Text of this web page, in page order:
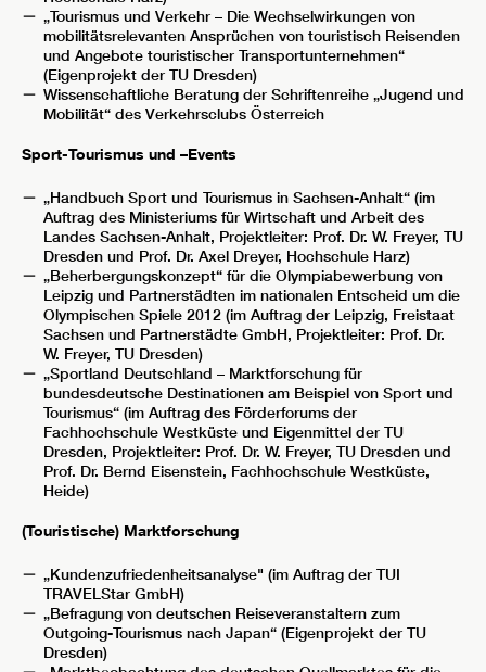
„Tourismus und Verkehr – Die Wechselwirkungen von
mobilitätsrelevanten Ansprüchen von touristisch Reisenden
und Angebote touristischer Transportunternehmen“
(Eigenprojekt der TU Dresden)
Wissenschaftliche Beratung der Schriftenreihe „Jugend und
Mobilität“ des Verkehrsclubs Österreich
Sport-Tourismus und –Events
„Handbuch Sport und Tourismus in Sachsen-Anhalt“ (im
Auftrag des Ministeriums für Wirtschaft und Arbeit des
Landes Sachsen-Anhalt, Projektleiter: Prof. Dr. W. Freyer, TU
Dresden und Prof. Dr. Axel Dreyer, Hochschule Harz)
„Beherbergungskonzept“ für die Olympiabewerbung von
Leipzig und Partnerstädten im nationalen Entscheid um die
Olympischen Spiele 2012 (im Auftrag der Leipzig, Freistaat
Sachsen und Partnerstädte GmbH, Projektleiter: Prof. Dr.
W. Freyer, TU Dresden)
„Sportland Deutschland – Marktforschung für
bundesdeutsche Destinationen am Beispiel von Sport und
Tourismus“ (im Auftrag des Förderforums der
Fachhochschule Westküste und Eigenmittel der TU
Dresden, Projektleiter: Prof. Dr. W. Freyer, TU Dresden und
Prof. Dr. Bernd Eisenstein, Fachhochschule Westküste,
Heide)
(Touristische) Marktforschung
„Kundenzufriedenheitsanalyse" (im Auftrag der TUI
TRAVELStar GmbH)
„Befragung von deutschen Reiseveranstaltern zum
Outgoing-Tourismus nach Japan“ (Eigenprojekt der TU
Dresden)